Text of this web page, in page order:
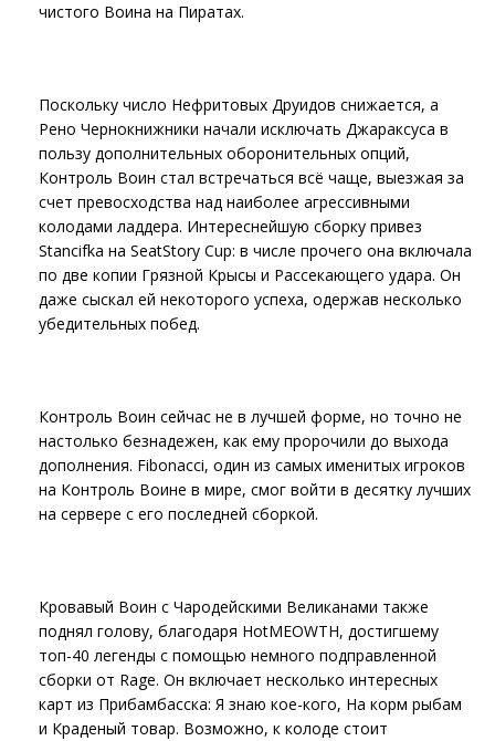
чистого Воина на Пиратах.
Поскольку число Нефритовых Друидов снижается, а
Рено Чернокнижники начали исключать Джараксуса в
пользу дополнительных оборонительных опций,
Контроль Воин стал встречаться всё чаще, выезжая за
счет превосходства над наиболее агрессивными
колодами ладдера. Интереснейшую сборку привез
Stancifka на SeatStory Cup: в числе прочего она включала
по две копии Грязной Крысы и Рассекающего удара. Он
даже сыскал ей некоторого успеха, одержав несколько
убедительных побед.
Контроль Воин сейчас не в лучшей форме, но точно не
настолько безнадежен, как ему пророчили до выхода
дополнения. Fibonacci, один из самых именитых игроков
на Контроль Воине в мире, смог войти в десятку лучших
на сервере с его последней сборкой.
Кровавый Воин с Чародейскими Великанами также
поднял голову, благодаря HotMEOWTH, достигшему
топ-40 легенды с помощью немного подправленной
сборки от Rage. Он включает несколько интересных
карт из Прибамбасска: Я знаю кое-кого, На корм рыбам
и Краденый товар. Возможно, к колоде стоит